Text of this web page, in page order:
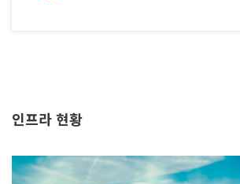
인프라 현황